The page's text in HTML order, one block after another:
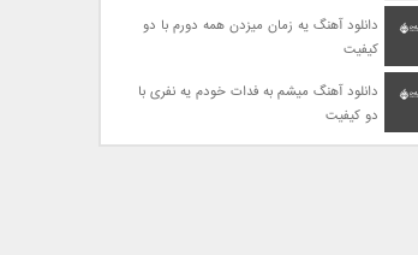
دانلود آهنگ یه زمان میزدن همه دورم با دو
کیفیت
دانلود آهنگ میشم به فدات خودم یه نفری با
دو کیفیت